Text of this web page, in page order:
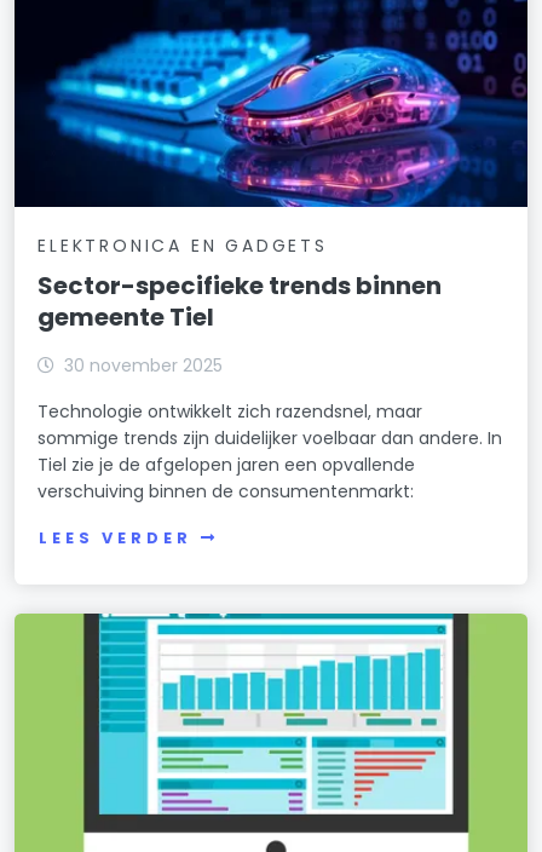
ELEKTRONICA EN GADGETS
Sector-specifieke trends binnen
gemeente Tiel
30 november 2025
Technologie ontwikkelt zich razendsnel, maar
sommige trends zijn duidelijker voelbaar dan andere. In
Tiel zie je de afgelopen jaren een opvallende
verschuiving binnen de consumentenmarkt:
LEES VERDER